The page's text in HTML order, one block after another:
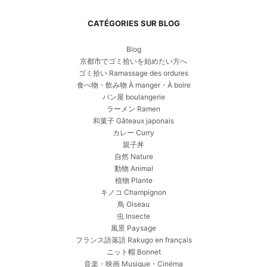
CATÉGORIES SUR BLOG
Blog
京都市でゴミ拾いを始めたい方へ
ゴミ拾い Ramassage des ordures
食べ物・飲み物 À manger・À boire
パン屋 boulangerie
ラーメン Ramen
和菓子 Gâteaux japonais
カレー Curry
親子丼
自然 Nature
動物 Animal
植物 Plante
キノコ Champignon
鳥 Oiseau
虫 Insecte
風景 Paysage
フランス語落語 Rakugo en français
ニット帽 Bonnet
音楽・映画 Musique・Cinéma